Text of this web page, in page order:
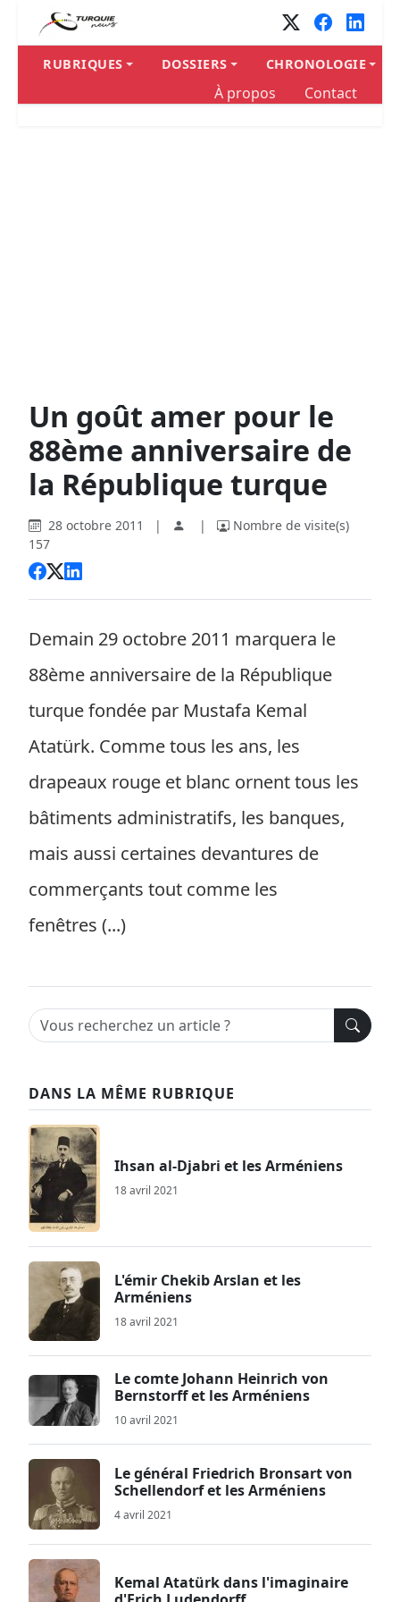
RUBRIQUES DOSSIERS CHRONOLOGIE
À propos Contact
Un goût amer pour le
88ème anniversaire de
la République turque
28 octobre 2011 | |
Nombre de visite(s)
157
Demain 29 octobre 2011 marquera le
88ème anniversaire de la République
turque fondée par Mustafa Kemal
Atatürk. Comme tous les ans, les
drapeaux rouge et blanc ornent tous les
bâtiments administratifs, les banques,
mais aussi certaines devantures de
commerçants tout comme les
fenêtres (...)
DANS LA MÊME RUBRIQUE
Ihsan al-Djabri et les Arméniens
18 avril 2021
L'émir Chekib Arslan et les
Arméniens
18 avril 2021
Le comte Johann Heinrich von
Bernstorff et les Arméniens
10 avril 2021
Le général Friedrich Bronsart von
Schellendorf et les Arméniens
4 avril 2021
Kemal Atatürk dans l'imaginaire